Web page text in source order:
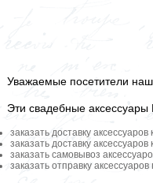
Уважаемые посетители
Эти свадебные
заказать доставку
заказать доставку
заказать самовывоз
заказать отправку